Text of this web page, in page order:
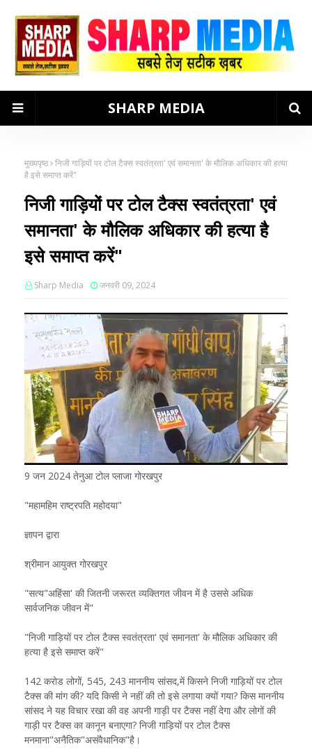
SHARP MEDIA
मुख्यपृष्ठ निजी गाड़ियों पर टोल टैक्स स्वतंत्रता' एवं समानता' के मौलिक अधिकार की हत्या
है इसे समाप्त करें"
निजी गाड़ियों पर टोल टैक्स स्वतंत्रता' एवं
समानता' के मौलिक अधिकार की हत्या है
इसे समाप्त करें"
Sharp Media जनवरी 09, 2024
9 जन 2024 तेनुआ टोल प्लाजा गोरखपुर
"महामहिम राष्ट्रपति महोदया"
ज्ञापन द्वारा
श्रीमान आयुक्त गोरखपुर
"सत्य"अहिंसा' की जितनी जरूरत व्यक्तिगत जीवन में है उससे अधिक
सार्वजनिक जीवन में"
"निजी गाड़ियों पर टोल टैक्स स्वतंत्रता' एवं समानता' के मौलिक अधिकार की
हत्या है इसे समाप्त करें"
142 करोड लोगों, 545, 243 माननीय सांसद,में किसने निजी गाड़ियों पर टोल
टैक्स की मांग की? यदि किसी ने नहीं की तो इसे लगाया क्यों गया? किस माननीय
सांसद ने यह विचार रखा की वह अपनी गाड़ी पर टैक्स नहीं देगा और लोगों की
गाड़ी पर टैक्स का कानून बनाएगा? निजी गाड़ियों पर टोल टैक्स
मनमाना"अनैतिक"असंवैधानिक"है।